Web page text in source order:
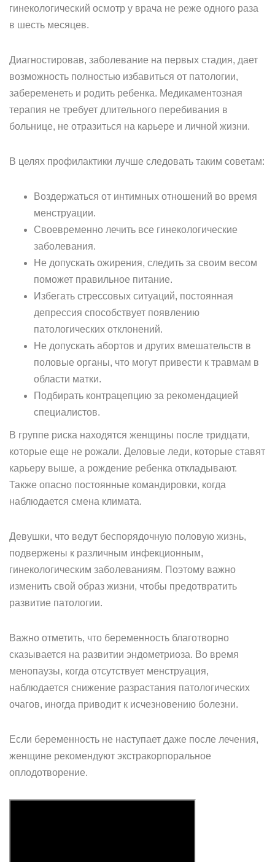
гинекологический осмотр у врача не реже одного раза
в шесть месяцев.
Диагностировав, заболевание на первых стадия, дает
возможность полностью избавиться от патологии,
забеременеть и родить ребенка. Медикаментозная
терапия не требует длительного перебивания в
больнице, не отразиться на карьере и личной жизни.
В целях профилактики лучше следовать таким советам:
Воздержаться от интимных отношений во время
менструации.
Своевременно лечить все гинекологические
заболевания.
Не допускать ожирения, следить за своим весом
поможет правильное питание.
Избегать стрессовых ситуаций, постоянная
депрессия способствует появлению
патологических отклонений.
Не допускать абортов и других вмешательств в
половые органы, что могут привести к травмам в
области матки.
Подбирать контрацепцию за рекомендацией
специалистов.
В группе риска находятся женщины после тридцати,
которые еще не рожали. Деловые леди, которые ставят
карьеру выше, а рождение ребенка откладывают.
Также опасно постоянные командировки, когда
наблюдается смена климата.
Девушки, что ведут беспорядочную половую жизнь,
подвержены к различным инфекционным,
гинекологическим заболеваниям. Поэтому важно
изменить свой образ жизни, чтобы предотвратить
развитие патологии.
Важно отметить, что беременность благотворно
сказывается на развитии эндометриоза. Во время
менопаузы, когда отсутствует менструация,
наблюдается снижение разрастания патологических
очагов, иногда приводит к исчезновению болезни.
Если беременность не наступает даже после лечения,
женщине рекомендуют экстракорпоральное
оплодотворение.